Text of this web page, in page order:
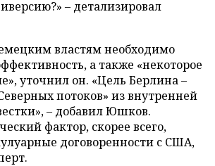
– детализировал
властям необходимо
а также «некоторое
уточнил он. «Цель Берлина –
потоков» из внутренней
– добавил Юшков.
фактор, скорее всего,
договоренности с США,